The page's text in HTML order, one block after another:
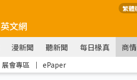
繁體
英文網
漫新聞 聽新聞 每日椽真 商情
展會專區 ｜ ePaper